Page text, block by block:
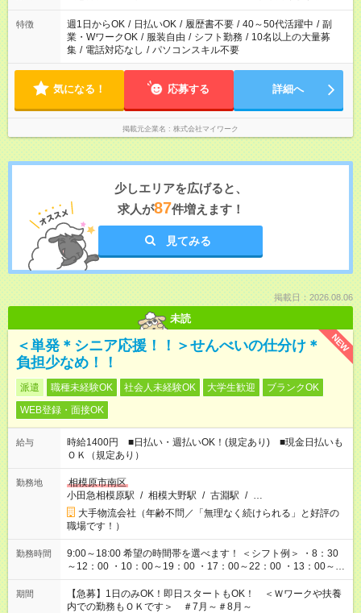
特徴 週1日からOK / 日払いOK / 履歴書不要 / 40～50代活躍中 / 副
業・WワークOK / 服装自由 / シフト勤務 / 10名以上の大量募
集 / 電話対応なし / パソコンスキル不要
気になる！ 応募する 詳細へ
掲載元企業名 株式会社マイワーク
少しエリアを広げると、
求人が87件増えます！
見てみる
掲載日：2026.08.06
未読
NEW
＜単発＊シニア応援！！＞せんべいの仕分け＊
負担少なめ！！
派遣 職種未経験OK 社会人未経験OK 大学生歓迎
ブランクOK
WEB登録・面接OK
給与
時給1400円 ■日払い・週払いOK！(規定あり) ■現金日払いも
ＯＫ（規定あり）
勤務地
相模原市南区
小田急相模原駅 / 相模大野駅 / 古淵駅 / …
大手物流会社（年齢不問／「無理なく続けられる」と好評の
職場です！）
勤務時間
9:00～18:00 希望の時間帯を選べます！ ＜シフト例＞ ・8：30
～12：00 ・10：00～19：00 ・17：00～22：00 ・13：00～
22：00 ・22：00～翌6：00 など
期間
【急募】1日のみOK！即日スタートもOK！ ＜Ｗワークや扶養
内での勤務もＯＫです＞ ＃7月～＃8月～